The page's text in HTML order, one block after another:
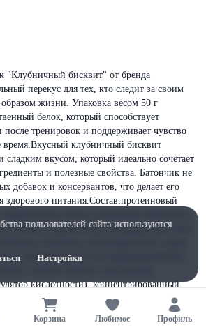
"Клубничный бисквит" от бренда
перекус для тех, кто следит за своим
жизни. Упаковка весом 50 г
белок, который способствует
тренировок и поддерживает чувство
время.Вкусный клубничный бисквит
вкусом, который идеально сочетает
и полезные свойства. Батончик не
добавок и консервантов, что делает его
питания.Состав:протеиновый
белка, концентрат молочного
белка), изомальтоолигосахарид, кокосовое
молотая, клубника сублимационной сушки,
глицерин (агент влагоудерживающий),
соевый лецитин (эмульгатор),
кислотности), концентрированный
натуральный)
Корзина Любимое Профиль
пользователей сайта используются
Настройки